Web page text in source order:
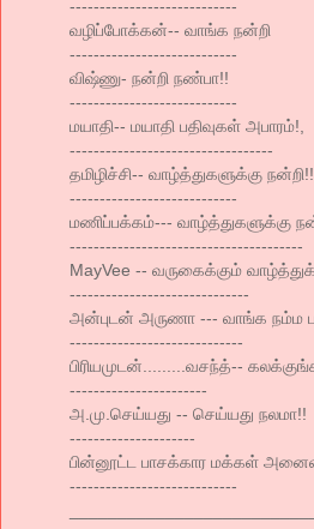
----------------------------
வழிப்போக்கன்-- வாங்க நன்றி
----------------------------
விஷ்ணு- நன்றி நண்பா!!
----------------------------
மயாதி-- மயாதி பதிவுகள் அபாரம்!,
----------------------------------
தமிழிச்சி-- வாழ்த்துகளுக்கு நன்றி!!
----------------------------
மணிப்பக்கம்--- வாழ்த்துகளுக்கு
---------------------------------------
MayVee -- வருகைக்கும்
------------------------------
அன்புடன் அருணா --- வாங்க நம்ம
-----------------------------
பிரியமுடன்.........வசந்த்--
-----------------------
அ.மு.செய்யது -- செய்யது நலமா!!
---------------------
பின்னூட்ட பாசக்கார மக்கள்
----------------------------